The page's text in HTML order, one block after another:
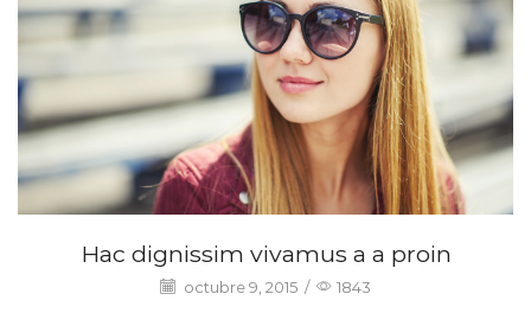
Hac dignissim vivamus a a proin
octubre 9, 2015 / 1843